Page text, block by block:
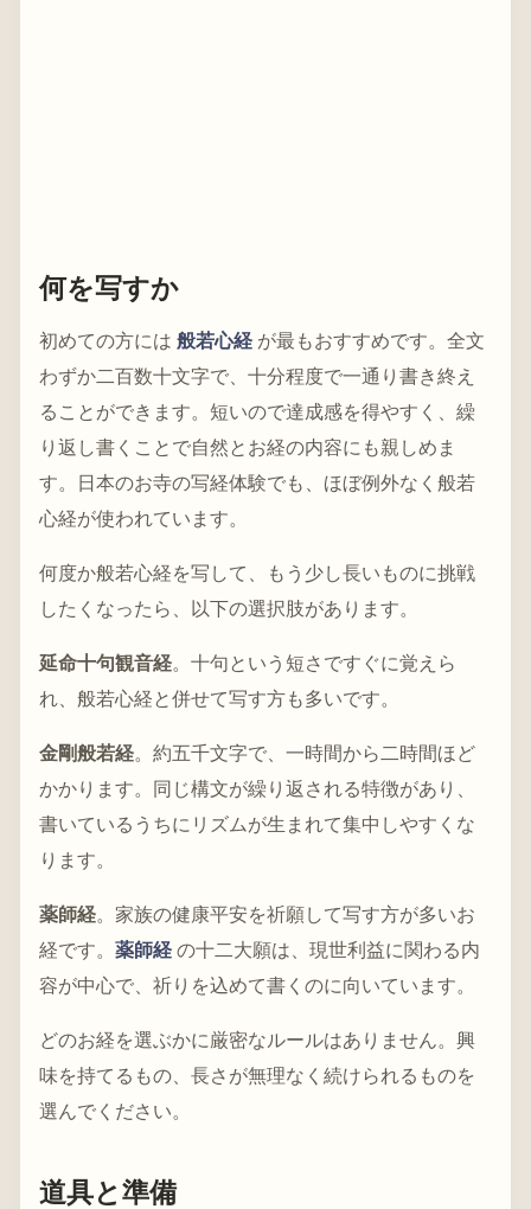
何を写すか
初めての方には 般若心経 が最もおすすめです。全文
わずか二百数十文字で、十分程度で一通り書き終え
ることができます。短いので達成感を得やすく、繰
り返し書くことで自然とお経の内容にも親しめま
す。日本のお寺の写経体験でも、ほぼ例外なく般若
心経が使われています。
何度か般若心経を写して、もう少し長いものに挑戦
したくなったら、以下の選択肢があります。
延命十句観音経。十句という短さですぐに覚えら
れ、般若心経と併せて写す方も多いです。
金剛般若経。約五千文字で、一時間から二時間ほど
かかります。同じ構文が繰り返される特徴があり、
書いているうちにリズムが生まれて集中しやすくな
ります。
薬師経。家族の健康平安を祈願して写す方が多いお
経です。 薬師経 の十二大願は、現世利益に関わる内
容が中心で、祈りを込めて書くのに向いています。
どのお経を選ぶかに厳密なルールはありません。興
味を持てるもの、長さが無理なく続けられるものを
選んでください。
道具と準備